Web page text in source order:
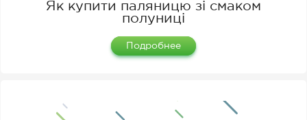
Як купити паляницю зі смаком
полуниці
Подробнее